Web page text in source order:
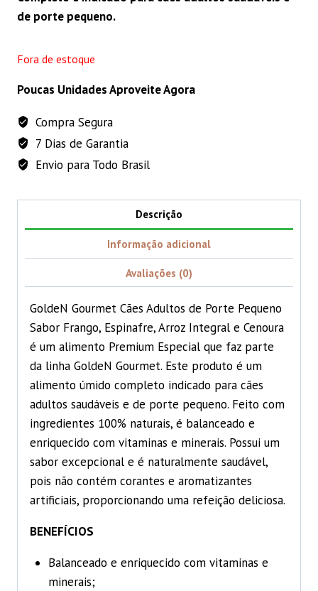
de porte pequeno.
Fora de estoque
Poucas Unidades Aproveite Agora
Compra Segura
7 Dias de Garantia
Envio para Todo Brasil
Descrição
Informação adicional
Avaliações (0)
GoldeN Gourmet Cães Adultos de Porte Pequeno
Sabor Frango, Espinafre, Arroz Integral e Cenoura
é um alimento Premium Especial que faz parte
da linha GoldeN Gourmet. Este produto é um
alimento úmido completo indicado para cães
adultos saudáveis e de porte pequeno. Feito com
ingredientes 100% naturais, é balanceado e
enriquecido com vitaminas e minerais. Possui um
sabor excepcional e é naturalmente saudável,
pois não contém corantes e aromatizantes
artificiais, proporcionando uma refeição deliciosa.
BENEFÍCIOS
Balanceado e enriquecido com vitaminas e
minerais;